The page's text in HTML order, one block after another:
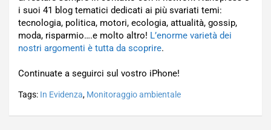
i suoi 41 blog tematici dedicati ai più svariati temi:
tecnologia, politica, motori, ecologia, attualità, gossip,
moda, risparmio….e molto altro! L’enorme varietà dei
nostri argomenti è tutta da scoprire.
Continuate a seguirci sul vostro iPhone!
Tags: In Evidenza, Monitoraggio ambientale